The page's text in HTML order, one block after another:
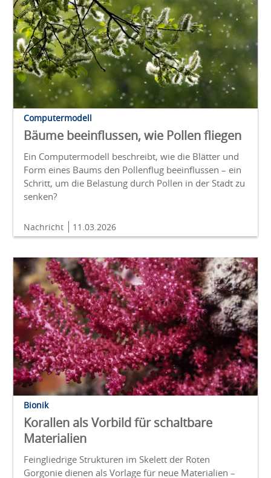
Computermodell
Bäume beeinflussen, wie Pollen fliegen
Ein Computermodell beschreibt, wie die Blätter und
Form eines Baums den Pollenflug beeinflussen – ein
Schritt, um die Belastung durch Pollen in der Stadt zu
senken?
Nachricht 11.03.2026
Bionik
Korallen als Vorbild für schaltbare
Materialien
Feingliedrige Strukturen im Skelett der Roten
Gorgonie dienen als Vorlage für neue Materialien –